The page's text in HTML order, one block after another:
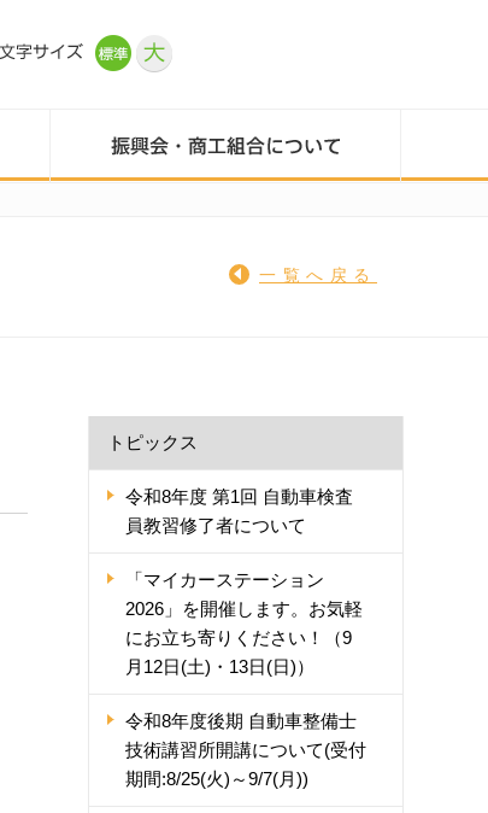
一覧へ戻る
トピックス
令和8年度 第1回 自動車検査
員教習修了者について
「マイカーステーション
2026」を開催します。お気軽
にお立ち寄りください！（9
月12日(土)・13日(日)）
令和8年度後期 自動車整備士
技術講習所開講について(受付
期間:8/25(火)～9/7(月))